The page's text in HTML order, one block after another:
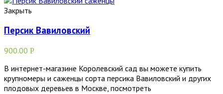
Закрыть
Персик Вавиловский
900.00 Р
В интернет-магазине Королевский сад вы можете купить
крупномеры и саженцы сорта персика Вавиловский и других
плодовых деревьев в Москве, посмотреть